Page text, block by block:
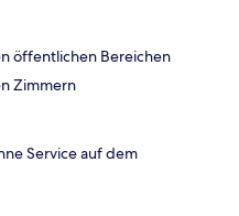
öffentlichen Bereichen
Zimmern
Service auf dem